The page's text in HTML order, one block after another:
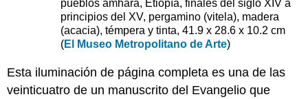
pueblos amhara, Etiopía, finales del siglo XIV a
principios del XV, pergamino (vitela), madera
(acacia), témpera y tinta, 41.9 x 28.6 x 10.2 cm
(El Museo Metropolitano de Arte)
Esta iluminación de página completa es una de las
veinticuatro de un manuscrito del Evangelio que